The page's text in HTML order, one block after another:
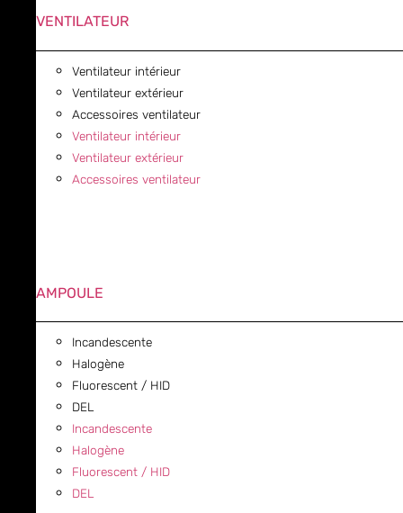
VENTILATEUR
Ventilateur intérieur
Ventilateur extérieur
Accessoires ventilateur
Ventilateur intérieur
Ventilateur extérieur
Accessoires ventilateur
AMPOULE
Incandescente
Halogène
Fluorescent / HID
DEL
Incandescente
Halogène
Fluorescent / HID
DEL